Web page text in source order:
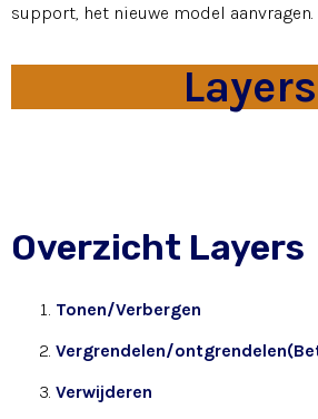
support, het nieuwe model aanvragen.
Layers
Overzicht Layers
Tonen/Verbergen
Vergrendelen/
Verwijderen